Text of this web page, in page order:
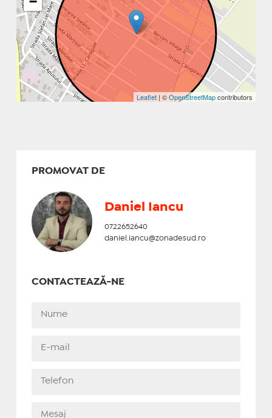
Leaflet | ©OpenStreetMapcontributors
PROMOVAT DE
Daniel Iancu
0722652640
daniel.iancu@zonadesud.ro
CONTACTEAZĂ-NE